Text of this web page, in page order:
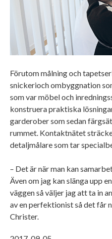
Förutom målning och
snickerioch ombyggnation
som var möbel och
konstruera praktiska
garderober som sedan
rummet. Kontaktnätet
detaljmålare som tar
– Det är när man kan
Även om jag kan slänga upp
väggen så väljer jag att ta in
av en perfektionist så det får
Christer.